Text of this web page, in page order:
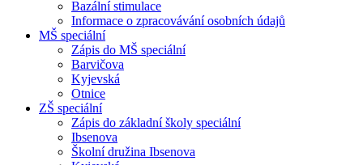
Bazální stimulace
Informace o zpracovávání osobních údajů
MŠ speciální
Zápis do MŠ speciální
Barvičova
Kyjevská
Otnice
ZŠ speciální
Zápis do základní školy speciální
Ibsenova
Školní družina Ibsenova